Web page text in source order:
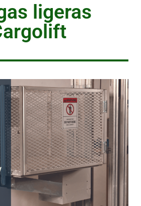
ligeras